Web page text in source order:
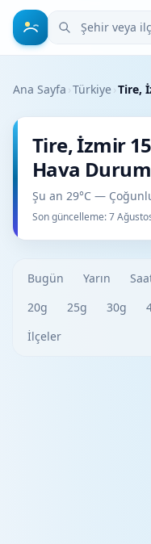
Şehir veya ilçe ara
Ana Sayfa ›Türkiye›Tire,
Tire, İzmir
Hava
Şu an 29°C —
Son güncelleme:7
Bugün Yarın
20g
25g 30g
İlçeler